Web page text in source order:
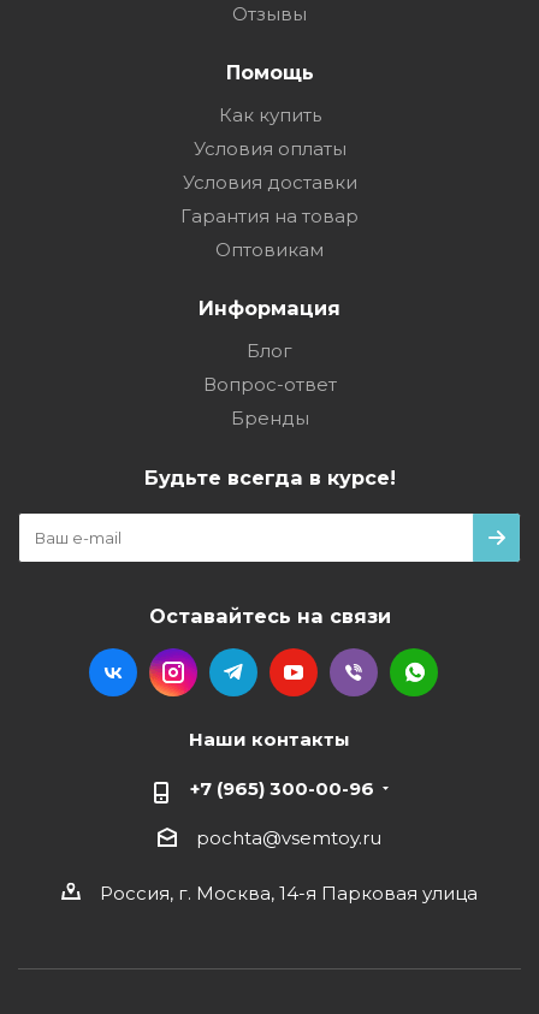
Отзывы
Помощь
Как купить
Условия оплаты
Условия доставки
Гарантия на товар
Оптовикам
Информация
Блог
Вопрос-ответ
Бренды
Будьте всегда в курсе!
Оставайтесь на связи
Наши контакты
+7 (965) 300-00-96
pochta@vsemtoy.ru
Россия, г. Москва, 14-я Парковая улица